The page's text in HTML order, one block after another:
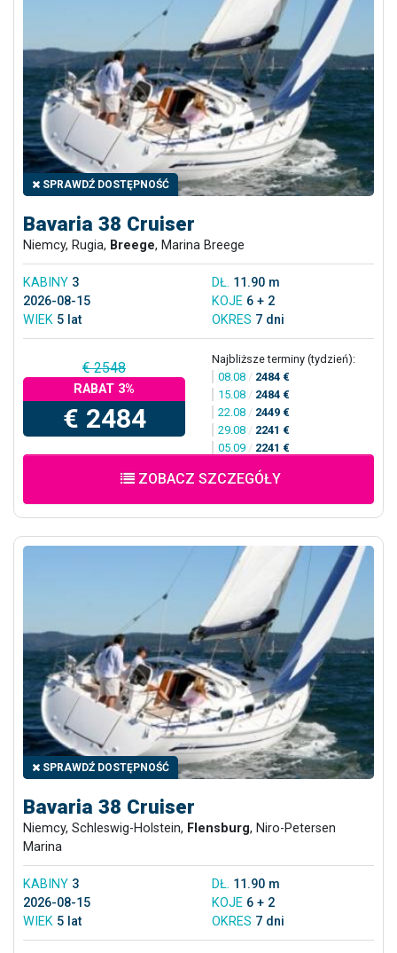
SPRAWDŹ DOSTĘPNOŚĆ
Bavaria 38 Cruiser
Niemcy, Rugia, Breege, Marina Breege
KABINY 3 DŁ. 11.90 m
2026-08-15
KOJE 6 + 2
WIEK 5 lat OKRES 7 dni
€ 2548
RABAT 3%
€ 2484
Najbliższe terminy (tydzień):
08.08 / 2484 €
15.08 / 2484 €
22.08 / 2449 €
29.08 / 2241 €
05.09 / 2241 €
ZOBACZ SZCZEGÓŁY
SPRAWDŹ DOSTĘPNOŚĆ
Bavaria 38 Cruiser
Niemcy, Schleswig-Holstein, Flensburg, Niro-Petersen
Marina
KABINY 3 DŁ. 11.90 m
2026-08-15
KOJE 6 + 2
WIEK 5 lat OKRES 7 dni